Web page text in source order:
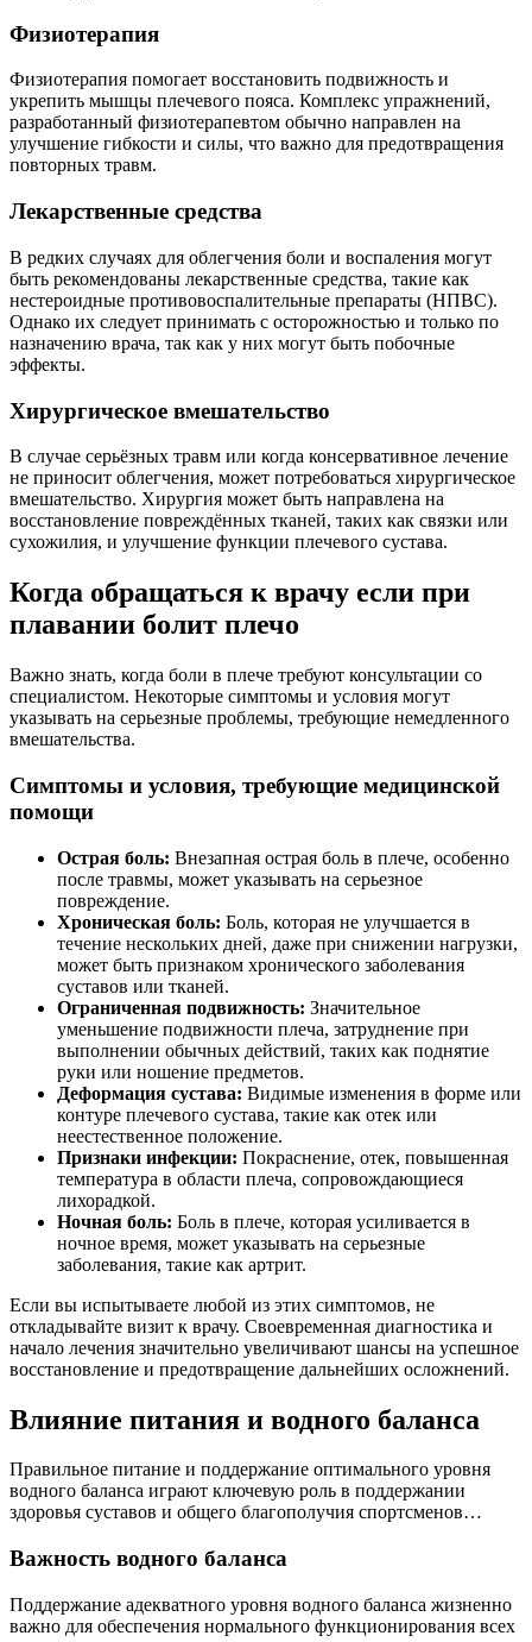
Физиотерапия
Физиотерапия помогает восстановить подвижность и
укрепить мышцы плечевого пояса. Комплекс упражнений,
разработанный физиотерапевтом обычно направлен на
улучшение гибкости и силы, что важно для предотвращения
повторных травм.
Лекарственные средства
В редких случаях для облегчения боли и воспаления могут
быть рекомендованы лекарственные средства, такие как
нестероидные противовоспалительные препараты (НПВС).
Однако их следует принимать с осторожностью и только по
назначению врача, так как у них могут быть побочные
эффекты.
Хирургическое вмешательство
В случае серьёзных травм или когда консервативное лечение
не приносит облегчения, может потребоваться хирургическое
вмешательство. Хирургия может быть направлена на
восстановление повреждённых тканей, таких как связки или
сухожилия, и улучшение функции плечевого сустава.
Когда обращаться к врачу если при
плавании болит плечо
Важно знать, когда боли в плече требуют консультации со
специалистом. Некоторые симптомы и условия могут
указывать на серьезные проблемы, требующие немедленного
вмешательства.
Симптомы и условия, требующие медицинской
помощи
Острая боль: Внезапная острая боль в плече, особенно
после травмы, может указывать на серьезное
повреждение.
Хроническая боль: Боль, которая не улучшается в
течение нескольких дней, даже при снижении нагрузки,
может быть признаком хронического заболевания
суставов или тканей.
Ограниченная подвижность: Значительное
уменьшение подвижности плеча, затруднение при
выполнении обычных действий, таких как поднятие
руки или ношение предметов.
Деформация сустава: Видимые изменения в форме или
контуре плечевого сустава, такие как отек или
неестественное положение.
Признаки инфекции: Покраснение, отек, повышенная
температура в области плеча, сопровождающиеся
лихорадкой.
Ночная боль: Боль в плече, которая усиливается в
ночное время, может указывать на серьезные
заболевания, такие как артрит.
Если вы испытываете любой из этих симптомов, не
откладывайте визит к врачу. Своевременная диагностика и
начало лечения значительно увеличивают шансы на успешное
восстановление и предотвращение дальнейших осложнений.
Влияние питания и водного баланса
Правильное питание и поддержание оптимального уровня
водного баланса играют ключевую роль в поддержании
здоровья суставов и общего благополучия спортсменов…
Важность водного баланса
Поддержание адекватного уровня водного баланса жизненно
важно для обеспечения нормального функционирования всех